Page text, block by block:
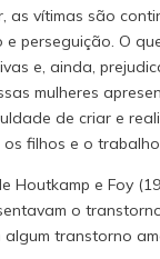
as vítimas são
perseguição. O
e, ainda,
mulheres
de criar e
filhos e o
Houtkamp e Foy
o
transtorno